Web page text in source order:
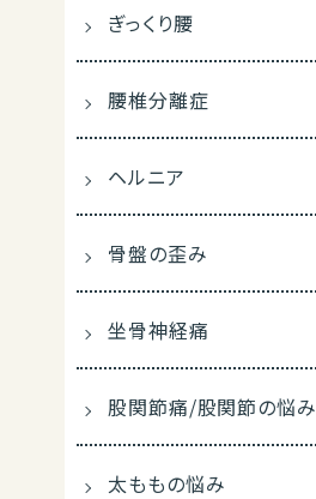
ぎっくり腰
腰椎分離症
ヘルニア
骨盤の歪み
坐骨神経痛
股関節痛/股関節の悩み
太ももの悩み